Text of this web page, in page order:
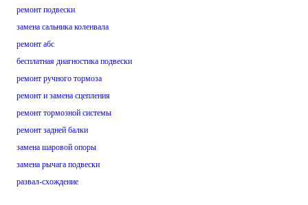
ремонт подвески
замена сальника коленвала
ремонт абс
бесплатная диагностика подвески
ремонт ручного тормоза
ремонт и замена сцепления
ремонт тормозной системы
ремонт задней балки
замена шаровой опоры
замена рычага подвески
развал-схождение